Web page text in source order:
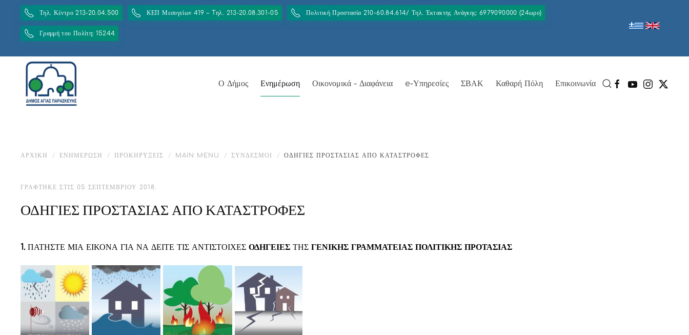
Τηλ. Κέντρο 213-20.04.500 ΚΕΠ Μεσογείων 419 – Tηλ. 213-20.08.301-05 Πολιτική Προστασία 210-60.84.614/ Τηλ. Έκτακτης Ανάγκης: 6979090000 (24ωρο)
Γραμμή του Πολίτη: 15244
Ο Δήμος Ενημέρωση Οικονομικά - Διαφάνεια e-Υπηρεσίες ΣΒΑΚ Καθαρή Πόλη Επικοινωνία
ΑΡΧΙΚΉ ΕΝΗΜΈΡΩΣΗ ΠΡΟΚΗΡΎΞΕΙΣ MAIN MENU ΣΎΝΔΕΣΜΟΙ ΟΔΗΓΙΕΣ ΠΡΟΣΤΑΣΙΑΣ ΑΠΟ ΚΑΤΑΣΤΡΟΦΕΣ
ΓΡΆΦΤΗΚΕ ΣΤΙΣ 05 ΣΕΠΤΕΜΒΡΊΟΥ 2018.
ΟΔΗΓΙΕΣ ΠΡΟΣΤΑΣΙΑΣ ΑΠΟ ΚΑΤΑΣΤΡΟΦΕΣ
1.ΠΑΤΗΣΤΕ ΜΙΑ ΕΙΚΟΝΑ ΓΙΑ ΝΑ ΔΕΙΤΕ ΤΙΣ ΑΝΤΙΣΤΟΙΧΕΣ ΟΔΗΓΕΙΕΣ ΤΗΣ ΓΕΝΙΚΗΣ ΓΡΑΜΜΑΤΕΙΑΣ ΠΟΛΙΤΙΚΗΣ ΠΡΟΤΑΣΙΑΣ